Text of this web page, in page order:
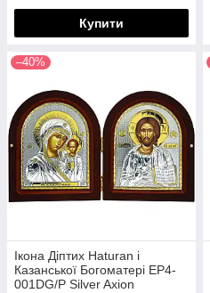
Купити
–40%
Ікона Діптих Haturan і
Казанської Богоматері EP4-
001DG/P Silver Axion